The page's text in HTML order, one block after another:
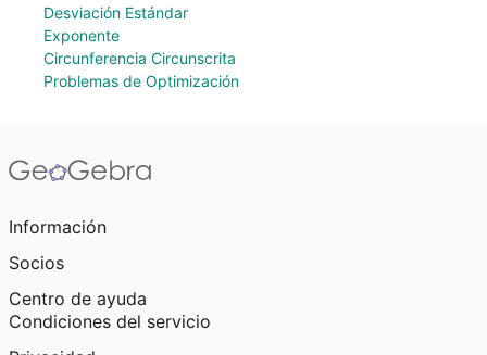
Desviación Estándar
Exponente
Circunferencia Circunscrita
Problemas de Optimización
Información
Socios
Centro de ayuda
Condiciones del servicio